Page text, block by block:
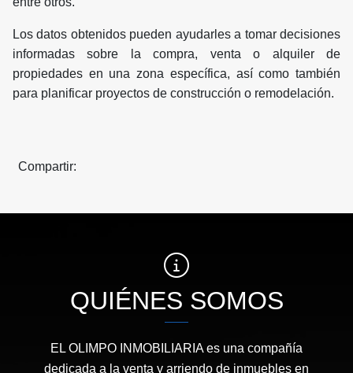
Los datos obtenidos pueden ayudarles a tomar decisiones
informadas sobre la compra, venta o alquiler de
propiedades en una zona específica, así como también
para planificar proyectos de construcción o remodelación.
Compartir:
QUIÉNES SOMOS
EL OLIMPO INMOBILIARIA es una compañía
dedicada a la venta y arriendo de inmuebles en